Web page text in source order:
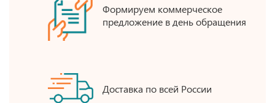
Формируем коммерческое
предложение в день обращения
Доставка по всей России